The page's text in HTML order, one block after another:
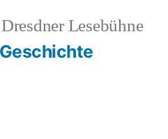
Lesebühne
Geschichte